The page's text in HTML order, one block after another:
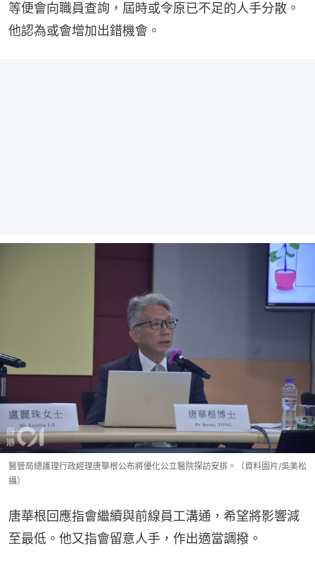
等便會向職員查詢，屆時或令原已不足的人手分散。
他認為或會增加出錯機會。
醫管局總護理行政經理唐華根公布將優化公立醫院探訪安排。（資料圖片/吳美松
攝）
唐華根回應指會繼續與前線員工溝通，希望將影響減
至最低。他又指會留意人手，作出適當調撥。